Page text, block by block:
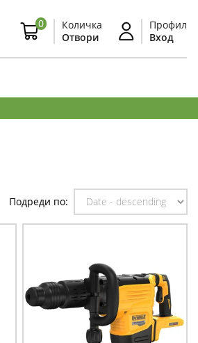
0
Количка
Отвори
Профил
Вход
Подреди по: